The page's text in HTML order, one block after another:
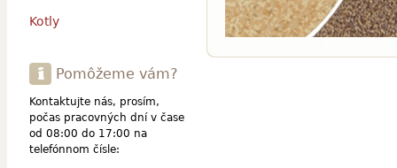
Kotly
Pomôžeme vám?
Kontaktujte nás, prosím,
počas pracovných dní v čase
od 08:00 do 17:00 na
telefónnom čísle: